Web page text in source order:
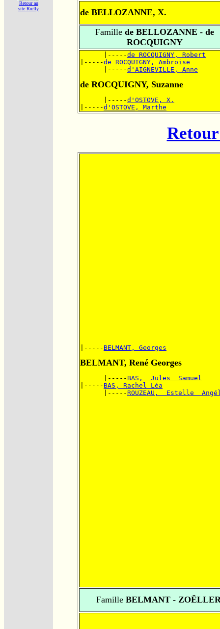
Retour au
site Rœlly
de BELLOZANNE, X.
Famillede BELLOZANNE - de
ROCQUIGNY
      |-----
de ROCQUIGNY, Robert
|-----de ROCQUIGNY, Ambroise
      |-----
d'AIGNEVILLE, Anne
de ROCQUIGNY, Suzanne
      |-----
d'OSTOVE, X.
|-----d'OSTOVE, Marthe
|----- BELMANT, Georges
BELMANT, René Georges
      |-----
BAS,  Jules  Samuel
|----- BAS, Rachel Léa
      |-----
ROUZEAU,  Estelle
Famille BELMANT -